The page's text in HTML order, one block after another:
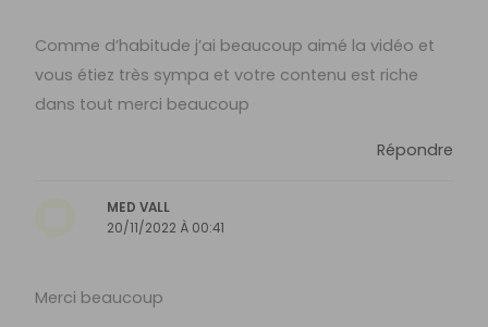
Comme d’habitude j’ai beaucoup aimé la vidéo et
vous étiez très sympa et votre contenu est riche
dans tout merci beaucoup
Répondre
MED VALL
20/11/2022 À 00:41
Merci beaucoup